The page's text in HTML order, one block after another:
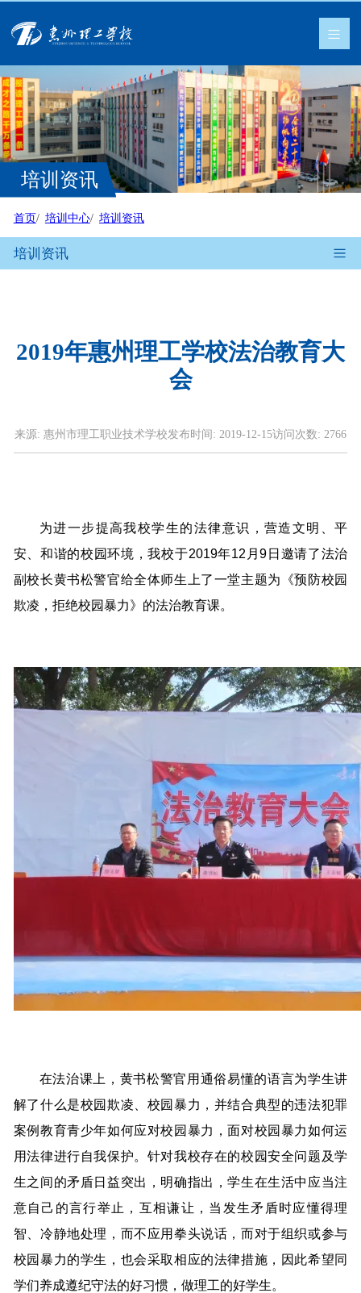
培训资讯
首页 培训中心 培训资讯
培训资讯
2019年惠州理工学校法治教育大
会
来源: 惠州市理工职业技术学校发布时间: 2019-12-15访问次数: 2766
为进一步提高我校学生的法律意识，营造文明、平
安、和谐的校园环境，我校于2019年12月9日邀请了法治
副校长黄书松警官给全体师生上了一堂主题为《预防校园
欺凌，拒绝校园暴力》的法治教育课。
在法治课上，黄书松警官用通俗易懂的语言为学生讲
解了什么是校园欺凌、校园暴力，并结合典型的违法犯罪
案例教育青少年如何应对校园暴力，面对校园暴力如何运
用法律进行自我保护。针对我校存在的校园安全问题及学
生之间的矛盾日益突出，明确指出，学生在生活中应当注
意自己的言行举止，互相谦让，当发生矛盾时应懂得理
智、冷静地处理，而不应用拳头说话，而对于组织或参与
校园暴力的学生，也会采取相应的法律措施，因此希望同
学们养成遵纪守法的好习惯，做理工的好学生。